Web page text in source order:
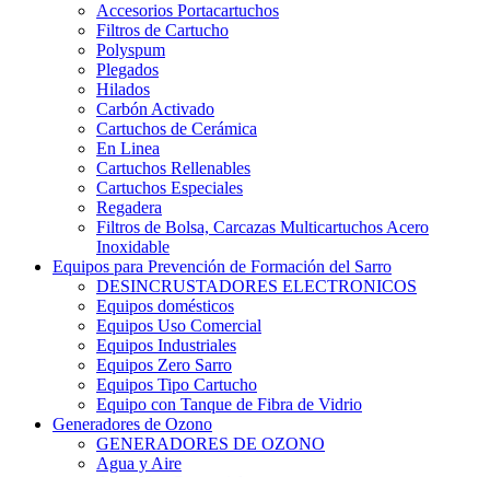
Accesorios Portacartuchos
Filtros de Cartucho
Polyspum
Plegados
Hilados
Carbón Activado
Cartuchos de Cerámica
En Linea
Cartuchos Rellenables
Cartuchos Especiales
Regadera
Filtros de Bolsa, Carcazas Multicartuchos Acero
Inoxidable
Equipos para Prevención de Formación del Sarro
DESINCRUSTADORES ELECTRONICOS
Equipos domésticos
Equipos Uso Comercial
Equipos Industriales
Equipos Zero Sarro
Equipos Tipo Cartucho
Equipo con Tanque de Fibra de Vidrio
Generadores de Ozono
GENERADORES DE OZONO
Agua y Aire